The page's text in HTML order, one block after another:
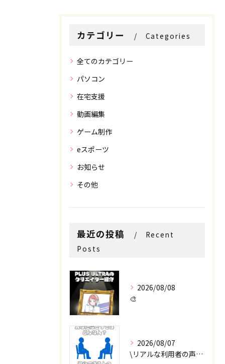
カテゴリー Categories
全てのカテゴリー
パソコン
在宅支援
動画編集
ゲーム制作
eスポーツ
お知らせ
その他
最近の投稿
Recent
Posts
2026/08/08
🎨
2026/08/07
\リアルな利用者の声📣/
お問い合わせはこちら
お問い合わせはこちら